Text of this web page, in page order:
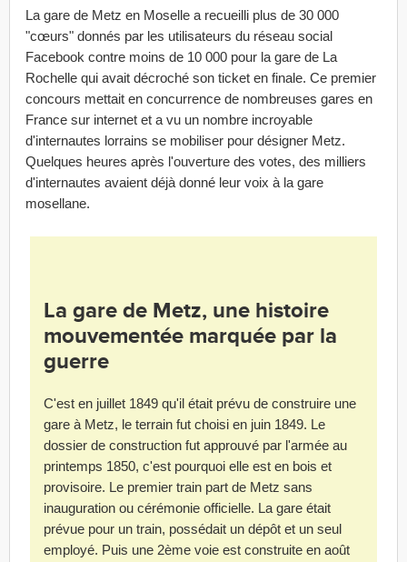
La gare de Metz en Moselle a recueilli plus de 30 000
"cœurs" donnés par les utilisateurs du réseau social
Facebook contre moins de 10 000 pour la gare de La
Rochelle qui avait décroché son ticket en finale. Ce premier
concours mettait en concurrence de nombreuses gares en
France sur internet et a vu un nombre incroyable
d'internautes lorrains se mobiliser pour désigner Metz.
Quelques heures après l'ouverture des votes, des milliers
d'internautes avaient déjà donné leur voix à la gare
mosellane.
La gare de Metz, une histoire
mouvementée marquée par la
guerre
C'est en juillet 1849 qu'il était prévu de construire une
gare à Metz, le terrain fut choisi en juin 1849. Le
dossier de construction fut approuvé par l'armée au
printemps 1850, c'est pourquoi elle est en bois et
provisoire. Le premier train part de Metz sans
inauguration ou cérémonie officielle. La gare était
prévue pour un train, possédait un dépôt et un seul
employé. Puis une 2ème voie est construite en août